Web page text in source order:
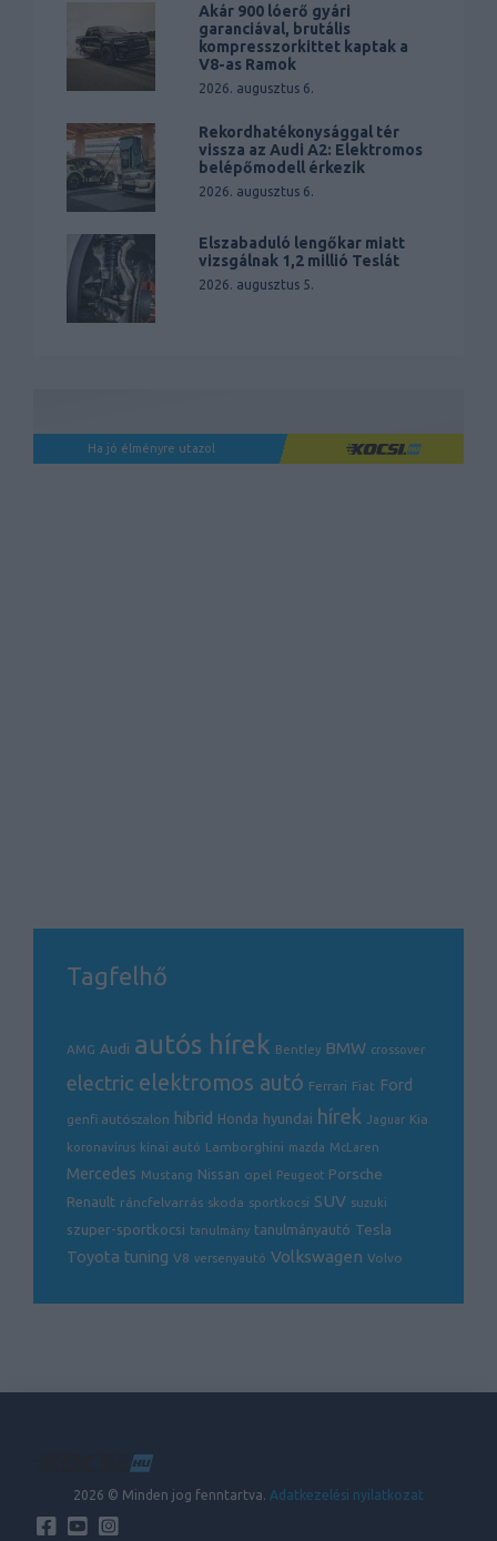
Akár 900 lóerő gyári
garanciával, brutális
kompresszorkittet kaptak a
V8-as Ramok
2026. augusztus 6.
Rekordhatékonysággal tér
vissza az Audi A2: Elektromos
belépőmodell érkezik
2026. augusztus 6.
Elszabaduló lengőkar miatt
vizsgálnak 1,2 millió Teslát
2026. augusztus 5.
Ha jó élményre utazol
Tagfelhő
AMG Audi autós hírek Bentley BMW crossover
electric elektromos autó Ferrari Fiat Ford
genfi autószalon hibrid Honda hyundai hírek Jaguar Kia
koronavírus kínai autó Lamborghini mazda McLaren
Mercedes Mustang Nissan opel Peugeot Porsche
Renault ráncfelvarrás skoda sportkocsi SUV suzuki
szuper-sportkocsi tanulmány tanulmányautó Tesla
Toyota tuning V8 versenyautó Volkswagen Volvo
2026 © Minden jog fenntartva. Adatkezelési nyilatkozat